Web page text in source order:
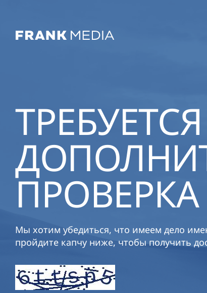
ТРЕБУЕТСЯ
ПРОВЕРКА
Мы хотим убедиться, что имеем дело
пройдите капчу ниже, чтобы получить